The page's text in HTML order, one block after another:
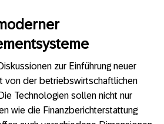
zur Einführung neuer
von der betriebswirtschaftlichen
Technologien sollen nicht nur
wie die Finanzberichterstattung